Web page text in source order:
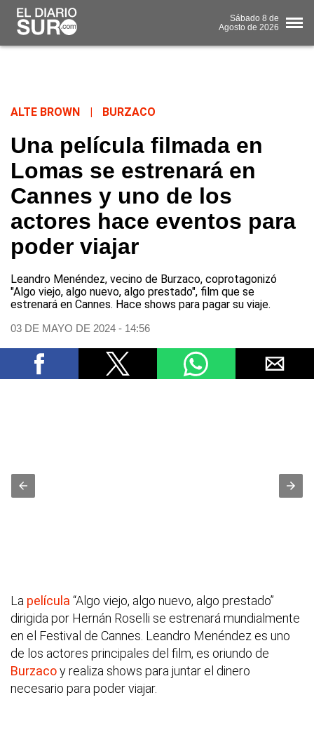
Sábado 8 de
Agosto de 2026
ALTE BROWN BURZACO
Una película filmada en
Lomas se estrenará en
Cannes y uno de los
actores hace eventos para
poder viajar
Leandro Menéndez, vecino de Burzaco, coprotagonizó
"Algo viejo, algo nuevo, algo prestado", film que se
estrenará en Cannes. Hace shows para pagar su viaje.
03 DE MAYO DE 2024 - 14:56
La película “Algo viejo, algo nuevo, algo prestado”
dirigida por Hernán Roselli se estrenará mundialmente
en el Festival de Cannes. Leandro Menéndez es uno
de los actores principales del film, es oriundo de
Burzacoy realiza shows para juntar el dinero
necesario para poder viajar.